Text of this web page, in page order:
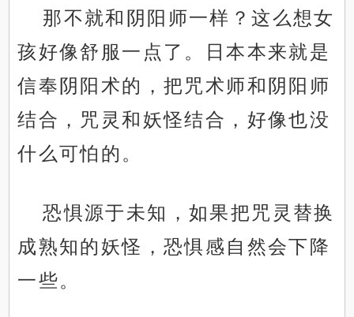
那不就和阴阳师一样？这么想女
孩好像舒服一点了。日本本来就是
信奉阴阳术的，把咒术师和阴阳师
结合，咒灵和妖怪结合，好像也没
什么可怕的。
恐惧源于未知，如果把咒灵替换
成熟知的妖怪，恐惧感自然会下降
一些。